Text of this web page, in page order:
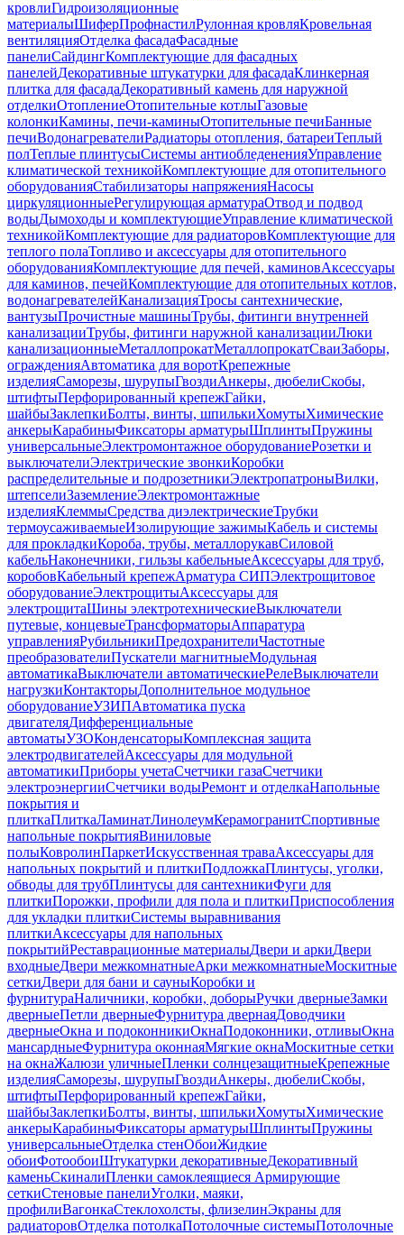
кровлиГидроизоляционные
материалыШиферПрофнастилРулонная кровляКровельная
вентиляцияОтделка фасадаФасадные
панелиСайдингКомплектующие для фасадных
панелейДекоративные штукатурки для фасадаКлинкерная
плитка для фасадаДекоративный камень для наружной
отделкиОтоплениеОтопительные котлыГазовые
колонкиКамины, печи-каминыОтопительные печиБанные
печиВодонагревателиРадиаторы отопления, батареиТеплый
полТеплые плинтусыСистемы антиобледененияУправление
климатической техникойКомплектующие для отопительного
оборудованияСтабилизаторы напряженияНасосы
циркуляционныеРегулирующая арматураОтвод и подвод
водыДымоходы и комплектующиеУправление климатической
техникойКомплектующие для радиаторовКомплектующие для
теплого полаТопливо и аксессуары для отопительного
оборудованияКомплектующие для печей, каминовАксессуары
для каминов, печейКомплектующие для отопительных котлов,
водонагревателейКанализацияТросы сантехнические,
вантузыПрочистные машиныТрубы, фитинги внутренней
канализацииТрубы, фитинги наружной канализацииЛюки
канализационныеМеталлопрокатМеталлопрокатСваиЗаборы,
огражденияАвтоматика для воротКрепежные
изделияСаморезы, шурупыГвоздиАнкеры, дюбелиСкобы,
штифтыПерфорированный крепежГайки,
шайбыЗаклепкиБолты, винты, шпилькиХомутыХимические
анкерыКарабиныФиксаторы арматурыШплинтыПружины
универсальныеЭлектромонтажное оборудованиеРозетки и
выключателиЭлектрические звонкиКоробки
распределительные и подрозетникиЭлектропатроныВилки,
штепселиЗаземлениеЭлектромонтажные
изделияКлеммыСредства диэлектрическиеТрубки
термоусаживаемыеИзолирующие зажимыКабель и системы
для прокладкиКороба, трубы, металлорукавСиловой
кабельНаконечники, гильзы кабельныеАксессуары для труб,
коробовКабельный крепежАрматура СИПЭлектрощитовое
оборудованиеЭлектрощитыАксессуары для
электрощитаШины электротехническиеВыключатели
путевые, концевыеТрансформаторыАппаратура
управленияРубильникиПредохранителиЧастотные
преобразователиПускатели магнитныеМодульная
автоматикаВыключатели автоматическиеРелеВыключатели
нагрузкиКонтакторыДополнительное модульное
оборудованиеУЗИПАвтоматика пуска
двигателяДифференциальные
автоматыУЗОКонденсаторыКомплексная защита
электродвигателейАксессуары для модульной
автоматикиПриборы учетаСчетчики газаСчетчики
электроэнергииСчетчики водыРемонт и отделкаНапольные
покрытия и
плиткаПлиткаЛаминатЛинолеумКерамогранитСпортивные
напольные покрытияВиниловые
полыКовролинПаркетИскусственная траваАксессуары для
напольных покрытий и плиткиПодложкаПлинтусы, уголки,
обводы для трубПлинтусы для сантехникиФуги для
плиткиПорожки, профили для пола и плиткиПриспособления
для укладки плиткиСистемы выравнивания
плиткиАксессуары для напольных
покрытийРеставрационные материалыДвери и аркиДвери
входныеДвери межкомнатныеАрки межкомнатныеМоскитные
сеткиДвери для бани и сауныКоробки и
фурнитураНаличники, коробки, доборыРучки дверныеЗамки
дверныеПетли дверныеФурнитура двернаяДоводчики
дверныеОкна и подоконникиОкнаПодоконники, отливыОкна
мансардныеФурнитура оконнаяМягкие окнаМоскитные сетки
на окнаЖалюзи уличныеПленки солнцезащитныеКрепежные
изделияСаморезы, шурупыГвоздиАнкеры, дюбелиСкобы,
штифтыПерфорированный крепежГайки,
шайбыЗаклепкиБолты, винты, шпилькиХомутыХимические
анкерыКарабиныФиксаторы арматурыШплинтыПружины
универсальныеОтделка стенОбоиЖидкие
обоиФотообоиШтукатурки декоративныеДекоративный
каменьСкиналиПленки самоклеящиеся Армирующие
сеткиСтеновые панелиУголки, маяки,
профилиВагонкаСтеклохолсты, флизелинЭкраны для
радиаторовОтделка потолкаПотолочные системыПотолочные